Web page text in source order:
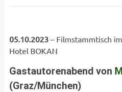
05.10.2023– Filmstammtisch
Hotel BOKAN
Gastautorenabend von
(Graz/München)